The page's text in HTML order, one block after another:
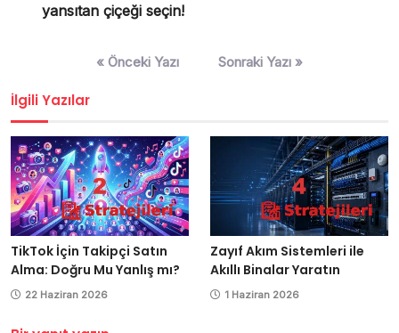
yansıtan çiçeği seçin!
« Önceki Yazı Sonraki Yazı »
İlgili Yazılar
TikTok İçin Takipçi Satın
Alma: Doğru Mu Yanlış mı?
22 Haziran 2026
Zayıf Akım Sistemleri ile
Akıllı Binalar Yaratın
1 Haziran 2026